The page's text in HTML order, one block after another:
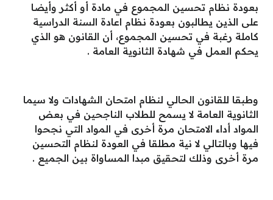
بعودة نظام تحسين المجموع في مادة أو أكثر وأيضا
على الذين يطالبون بعودة نظام اعادة السنة الدراسية
كاملة رغبة في تحسين المجموع، أن القانون هو الذي
يحكم العمل في شهادة الثانوية العامة .
وطبقا للقانون الحالي لنظام امتحان الشهادات ولا سيما
الثانوية العامة لا يسمح للطلاب الناجحين في بعض
المواد أداء الامتحان مرة أخرى في المواد التي نجحوا
فيها وبالتالي لا نية مطلقا في العودة لنظام التحسين
مرة أخرى وذلك لتحقيق مبدا المساواة بين الجميع .